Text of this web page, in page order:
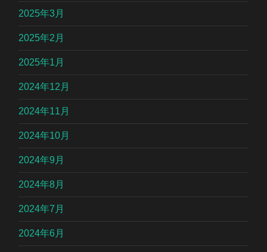
2025年3月
2025年2月
2025年1月
2024年12月
2024年11月
2024年10月
2024年9月
2024年8月
2024年7月
2024年6月